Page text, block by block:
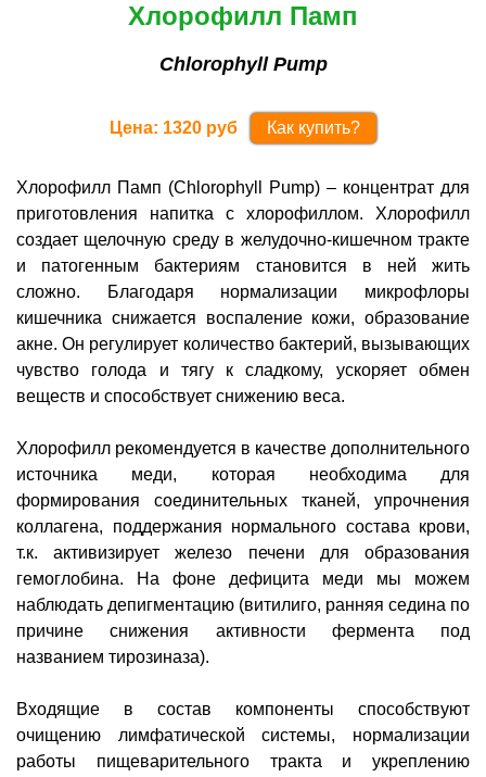
Хлорофилл Памп
Chlorophyll Pump
Цена: 1320 руб Как купить?
Хлорофилл Памп (Chlorophyll Pump) – концентрат для
приготовления напитка с хлорофиллом. Хлорофилл
создает щелочную среду в желудочно-кишечном тракте
и патогенным бактериям становится в ней жить
сложно. Благодаря нормализации микрофлоры
кишечника снижается воспаление кожи, образование
акне. Он регулирует количество бактерий, вызывающих
чувство голода и тягу к сладкому, ускоряет обмен
веществ и способствует снижению веса.
Хлорофилл рекомендуется в качестве дополнительного
источника меди, которая необходима для
формирования соединительных тканей, упрочнения
коллагена, поддержания нормального состава крови,
т.к. активизирует железо печени для образования
гемоглобина. На фоне дефицита меди мы можем
наблюдать депигментацию (витилиго, ранняя седина по
причине снижения активности фермента под
названием тирозиназа).
Входящие в состав компоненты способствуют
очищению лимфатической системы, нормализации
работы пищеварительного тракта и укреплению